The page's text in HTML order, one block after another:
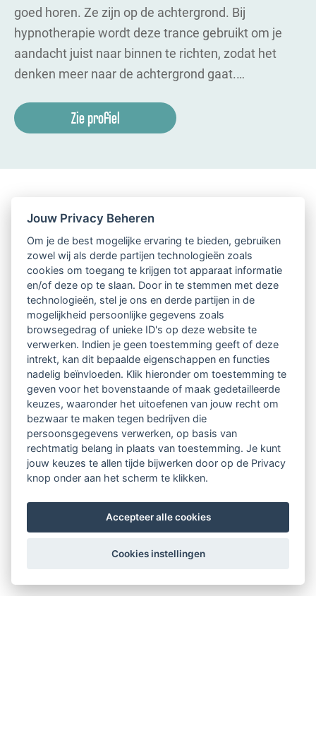
goed horen. Ze zijn op de achtergrond. Bij
hypnotherapie wordt deze trance gebruikt om je
aandacht juist naar binnen te richten, zodat het
denken meer naar de achtergrond gaat.…
Zie profiel
Jouw Privacy Beheren
Om je de best mogelijke ervaring te bieden, gebruiken
zowel wij als derde partijen technologieën zoals
cookies om toegang te krijgen tot apparaat informatie
en/of deze op te slaan. Door in te stemmen met deze
technologieën, stel je ons en derde partijen in de
mogelijkheid persoonlijke gegevens zoals
browsegedrag of unieke ID's op deze website te
verwerken. Indien je geen toestemming geeft of deze
intrekt, kan dit bepaalde eigenschappen en functies
nadelig beïnvloeden. Klik hieronder om toestemming te
geven voor het bovenstaande of maak gedetailleerde
keuzes, waaronder het uitoefenen van jouw recht om
bezwaar te maken tegen bedrijven die
persoonsgegevens verwerken, op basis van
rechtmatig belang in plaats van toestemming. Je kunt
jouw keuzes te allen tijde bijwerken door op de Privacy
knop onder aan het scherm te klikken.
Accepteer alle cookies
Cookies instellingen